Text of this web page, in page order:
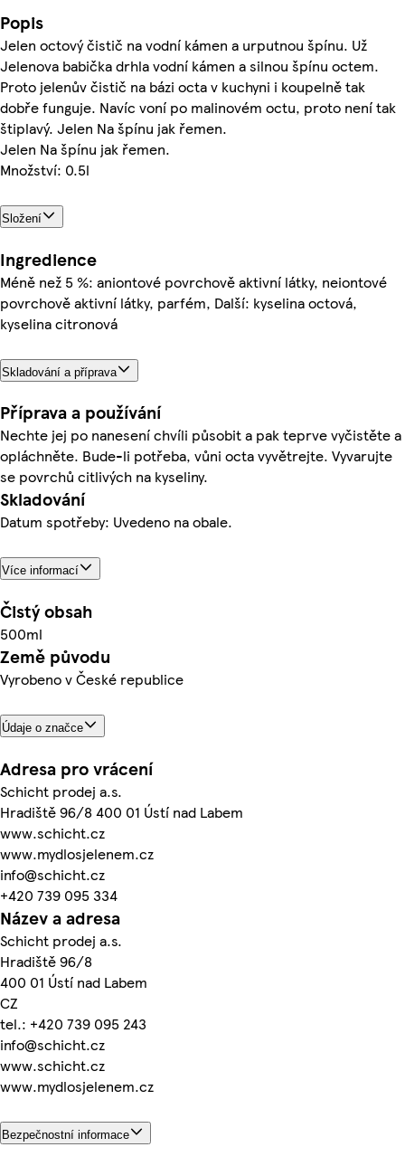
Popis
Jelen octový čistič na vodní kámen a urputnou špínu. Už
Jelenova babička drhla vodní kámen a silnou špínu octem.
Proto jelenův čistič na bázi octa v kuchyni i koupelně tak
dobře funguje. Navíc voní po malinovém octu, proto není tak
štiplavý. Jelen Na špínu jak řemen.
Jelen Na špínu jak řemen.
Množství: 0.5l
Složení
Ingredience
Méně než 5 %: aniontové povrchově aktivní látky, neiontové
povrchově aktivní látky, parfém, Další: kyselina octová,
kyselina citronová
Skladování a příprava
Příprava a používání
Nechte jej po nanesení chvíli působit a pak teprve vyčistěte a
opláchněte. Bude-li potřeba, vůni octa vyvětrejte. Vyvarujte
se povrchů citlivých na kyseliny.
Skladování
Datum spotřeby: Uvedeno na obale.
Více informací
Čistý obsah
500ml
Země původu
Vyrobeno v České republice
Údaje o značce
Adresa pro vrácení
Schicht prodej a.s.
Hradiště 96/8 400 01 Ústí nad Labem
www.schicht.cz
www.mydlosjelenem.cz
info@schicht.cz
+420 739 095 334
Název a adresa
Schicht prodej a.s.
Hradiště 96/8
400 01 Ústí nad Labem
CZ
tel.: +420 739 095 243
info@schicht.cz
www.schicht.cz
www.mydlosjelenem.cz
Bezpečnostní informace